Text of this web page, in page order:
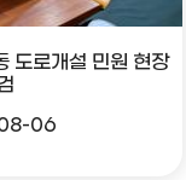
도로개설 민원 현장
06